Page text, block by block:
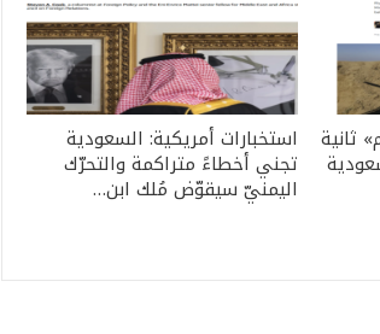
ثانية استخبارات أمريكية: السعودية
تجني أخطاءً متراكمة والتحرّك
اليمنيّ سيقوّض مُلك ابن…